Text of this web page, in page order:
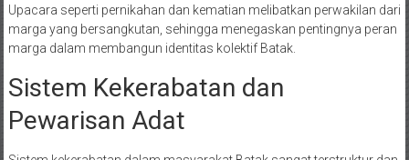
Upacara seperti pernikahan dan kematian melibatkan perwakilan dari
marga yang bersangkutan, sehingga menegaskan pentingnya peran
marga dalam membangun identitas kolektif Batak.
Sistem Kekerabatan dan
Pewarisan Adat